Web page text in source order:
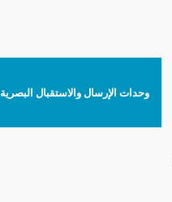
وحدات الإرسال والاستقبال البصرية